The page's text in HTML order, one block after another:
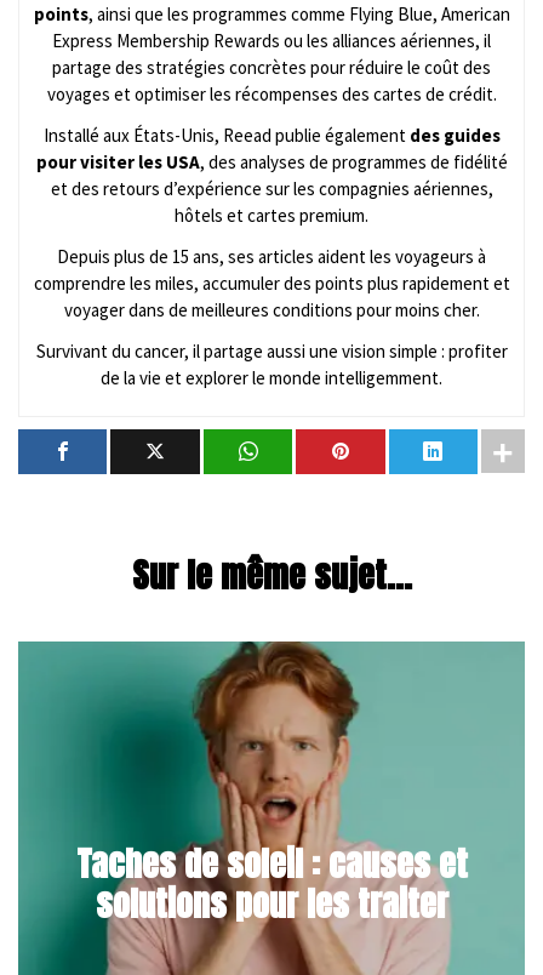
points, ainsi que les programmes comme Flying Blue, American
Express Membership Rewards ou les alliances aériennes, il
partage des stratégies concrètes pour réduire le coût des
voyages et optimiser les récompenses des cartes de crédit.
Installé aux États-Unis, Reead publie également des guides
pour visiter les USA, des analyses de programmes de fidélité
et des retours d’expérience sur les compagnies aériennes,
hôtels et cartes premium.
Depuis plus de 15 ans, ses articles aident les voyageurs à
comprendre les miles, accumuler des points plus rapidement et
voyager dans de meilleures conditions pour moins cher.
Survivant du cancer, il partage aussi une vision simple : profiter
de la vie et explorer le monde intelligemment.
Sur le même sujet...
Taches de soleil : causes et
solutions pour les traiter